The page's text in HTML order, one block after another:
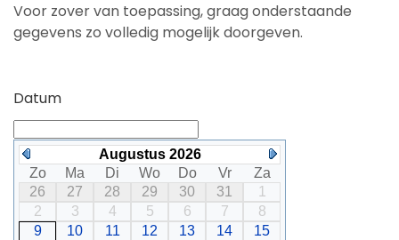
Voor zover van toepassing, graag onderstaande
gegevens zo volledig mogelijk doorgeven.
Datum
Augustus 2026
Zo
Ma Di Wo Do Vr
Za
26
27 28 29 30 31
1
2
3 4 5 6 7
8
9
10 11 12 13 14
15